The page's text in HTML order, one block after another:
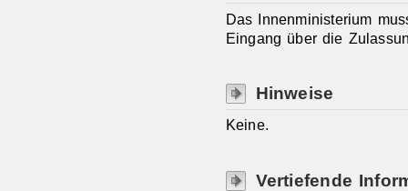
Das Innenministerium
Eingang über die
Hinweise
Keine.
Vertiefende